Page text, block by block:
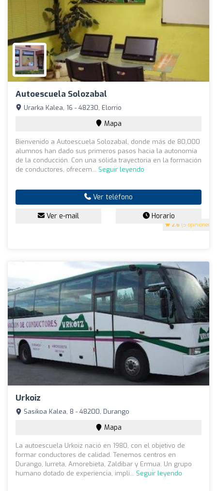
Autoescuela Solozabal
2.6 (5 opiniones)
Urarka Kalea, 16 - 48230, Elorrio
Mapa
Bienvenido a Autoescuela Solozabal, donde más de 80,000
alumnos han dado sus primeros pasos hacia la autonomía
de la conducción. Con una sólida trayectoria en la formación
de conductores, ofrecem... Seguir leyendo
Ver teléfono
Ver e-mail Horario
Urkoiz
Sasikoa Kalea, 8 - 48200, Durango
Mapa
La autoescuela Urkoiz nació en 1980, con el objetivo de
formar conductores de calidad. Tenemos centros en
Durango, Iurreta, Amorebieta, Zaldibar y Ermua. Un grupo
humano dotado de experiencia, impli... Seguir leyendo